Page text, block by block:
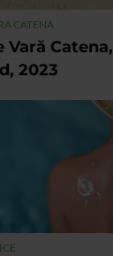
CATENA
Vară Catena,
2023